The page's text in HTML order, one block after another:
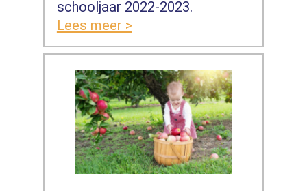
schooljaar 2022-2023.
Lees meer >